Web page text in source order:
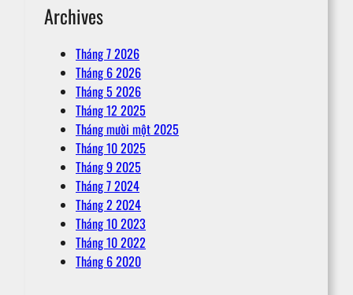
Archives
Tháng 7 2026
Tháng 6 2026
Tháng 5 2026
Tháng 12 2025
Tháng mười một 2025
Tháng 10 2025
Tháng 9 2025
Tháng 7 2024
Tháng 2 2024
Tháng 10 2023
Tháng 10 2022
Tháng 6 2020